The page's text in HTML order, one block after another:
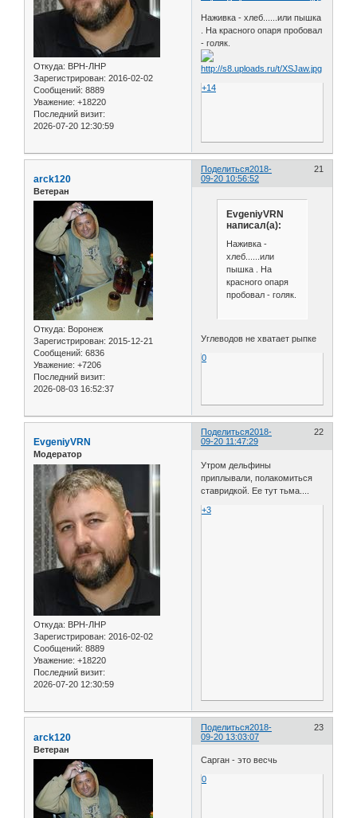
Откуда: ВРН-ЛНР
Зарегистрирован: 2016-02-02
Сообщений: 8889
Уважение: +18220
Последний визит:
2026-07-20 12:30:59
Наживка - хлеб......или пышка
. На красного опаря пробовал
- голяк.
+14
Поделиться 21
2018-
09-20 10:56:52
arck120
Ветеран
Откуда: Воронеж
Зарегистрирован: 2015-12-21
Сообщений: 6836
Уважение: +7206
Последний визит:
2026-08-03 16:52:37
EvgeniyVRN
написал(а):
Наживка -
хлеб......или
пышка . На
красного опаря
пробовал - голяк.
Углеводов не хватает рыпке
0
Поделиться 22
2018-
09-20 11:47:29
EvgeniyVRN
Модератор
Откуда: ВРН-ЛНР
Зарегистрирован: 2016-02-02
Сообщений: 8889
Уважение: +18220
Последний визит:
2026-07-20 12:30:59
Утром дельфины
приплывали, полакомиться
ставридкой. Ее тут тьма....
+3
Поделиться 23
2018-
09-20 13:03:07
arck120
Ветеран
Сарган - это весчь
0